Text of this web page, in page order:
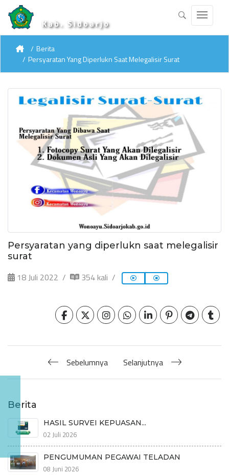
Kab. Sidoarjo
Berita
Persyaratan Yang Diperlukn Saat Melegalisir Surat
Persyaratan yang diperlukn saat melegalisir
surat
18 Juli 2022 354 kali
Sebelumnya Selanjutnya
Berita
HASIL SURVEI KEPUASAN...
02 Juli 2026
PENGUMUMAN PEGAWAI TELADAN
08 Juni 2026